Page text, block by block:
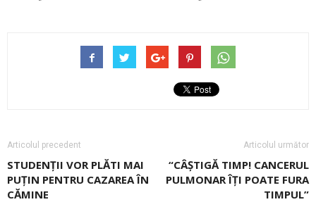
Articolul precedent
STUDENȚII VOR PLĂTI MAI
PUȚIN PENTRU CAZAREA ÎN
CĂMINE
Articolul următor
“CÂȘTIGĂ TIMP! CANCERUL
PULMONAR ÎȚI POATE FURA
TIMPUL”